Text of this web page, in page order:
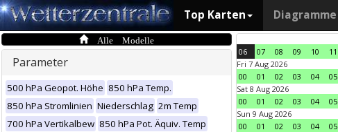
Top Karten Diagramme
Alle Modelle
Parameter
500 hPa Geopot. Höhe 850 hPa Temp.
850 hPa Stromlinien Niederschlag 2m Temp
700 hPa Vertikalbew 850 hPa Pot. Äquiv. Temp
06 07 08 09 10 11
Fri 7 Aug 2026
00
01 02 03 04 05
Sat 8 Aug 2026
00
01 02 03 04 05
Sun 9 Aug 2026
00
01 02 03 04 05